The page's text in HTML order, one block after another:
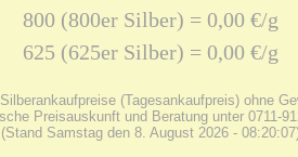
800 (800er Silber) = 0,00 €/g
625 (625er Silber) = 0,00 €/g
(Tagesankaufpreis) ohne
Preisauskunft und Beratung unter 0711-
(Stand Samstag den 8. August 2026 -